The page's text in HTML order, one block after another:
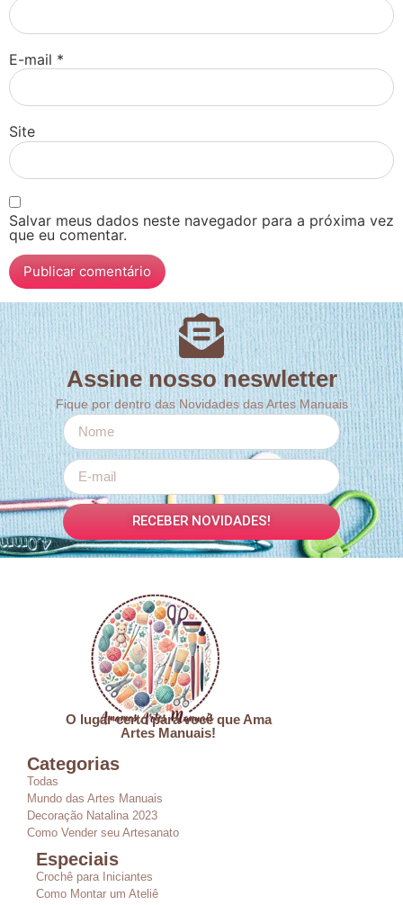
E-mail *
Site
Salvar meus dados neste navegador para a próxima vez
que eu comentar.
Assine nosso neswletter
Fique por dentro das Novidades das Artes Manuais
RECEBER NOVIDADES!
O lugar certo para você que Ama
Artes Manuais!
Categorias
Todas
Mundo das Artes Manuais
Decoração Natalina 2023
Como Vender seu Artesanato
Especiais
Crochê para Iniciantes
Como Montar um Ateliê